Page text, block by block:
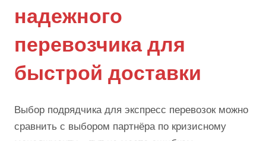
надежного
перевозчика для
быстрой доставки
Выбор подрядчика для экспресс перевозок можно
сравнить с выбором партнёра по кризисному